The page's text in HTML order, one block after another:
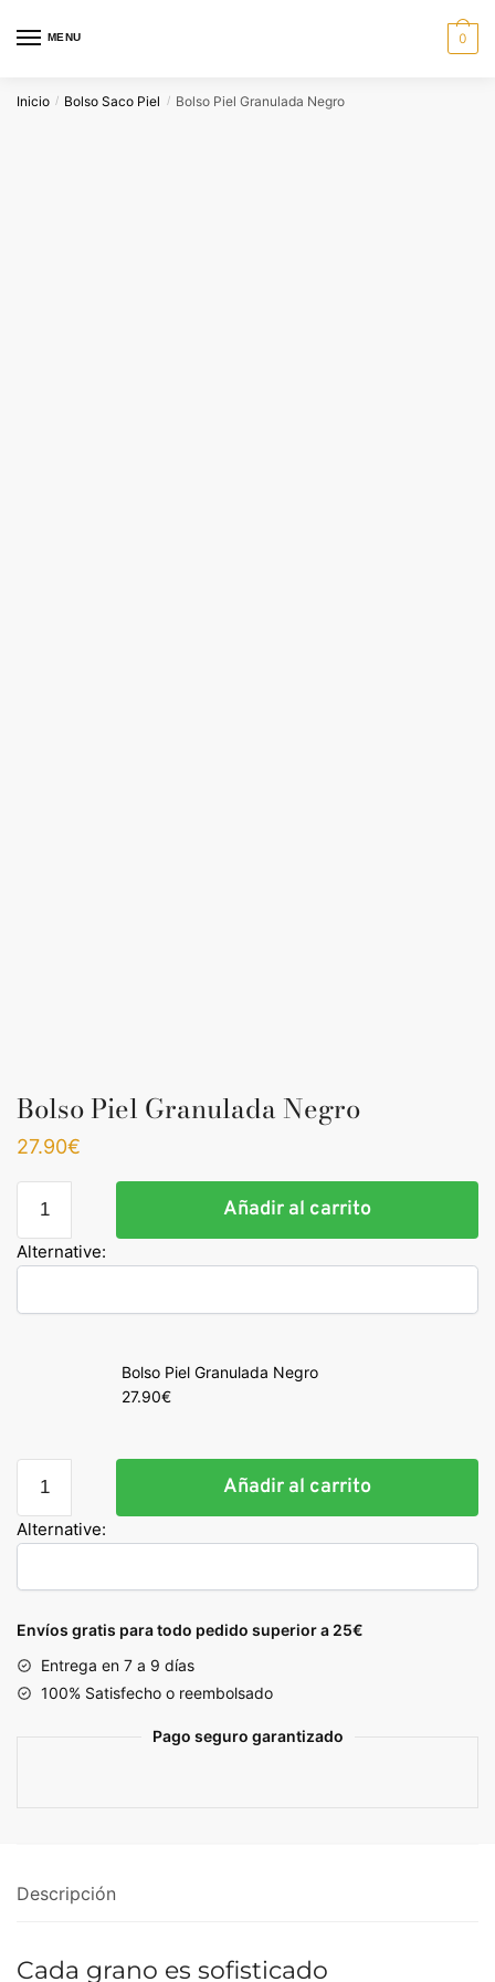
MENU 0
Inicio / Bolso Saco Piel / Bolso Piel Granulada Negro
Bolso Piel Granulada Negro
27.90€
Piel
Granulada
Negro
Añadir al carrito
Alternative:
Bolso Piel Granulada Negro
27.90€
Piel
Granulada
Negro
Añadir al carrito
Alternative:
Envíos gratis para todo pedido superior a 25€
Entrega en 7 a 9 días
100% Satisfecho o reembolsado
Pago seguro garantizado
Descripción
Cada grano es sofisticado